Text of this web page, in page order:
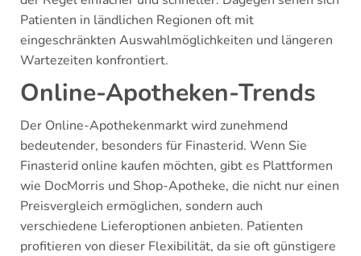
Patienten in ländlichen Regionen oft mit
eingeschränkten Auswahlmöglichkeiten und längeren
Wartezeiten konfrontiert.
Online-Apotheken-Trends
Der Online-Apothekenmarkt wird zunehmend
bedeutender, besonders für Finasterid. Wenn Sie
Finasterid online kaufen möchten, gibt es Plattformen
wie DocMorris und Shop-Apotheke, die nicht nur einen
Preisvergleich ermöglichen, sondern auch
verschiedene Lieferoptionen anbieten. Patienten
profitieren von dieser Flexibilität, da sie oft günstigere